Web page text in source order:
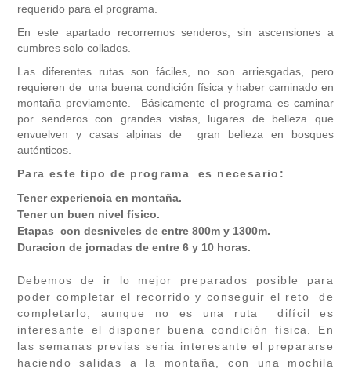
requerido para el programa.
En este apartado recorremos senderos, sin ascensiones a
cumbres solo collados.
Las diferentes rutas son fáciles, no son arriesgadas, pero
requieren de una buena condición física y haber caminado en
montaña previamente. Básicamente el programa es caminar
por senderos con grandes vistas, lugares de belleza que
envuelven y casas alpinas de gran belleza en bosques
auténticos.
Para este tipo de programa es necesario:
Tener experiencia en montaña.
Tener un buen nivel físico.
Etapas con desniveles de entre 800m y 1300m.
Duracion de jornadas de entre 6 y 10 horas.
Debemos de ir lo mejor preparados posible para
poder completar el recorrido y conseguir el reto de
completarlo, aunque no es una ruta difícil es
interesante el disponer buena condición física. En
las semanas previas seria interesante el prepararse
haciendo salidas a la montaña, con una mochila